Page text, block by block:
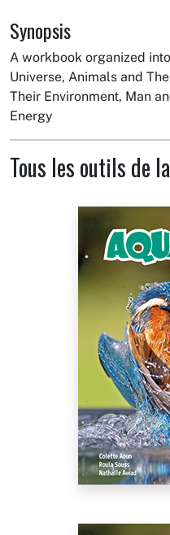
Synopsis
A workbook organized
Universe, Animals and
Their Environment, Man
Energy
Tous les outils de